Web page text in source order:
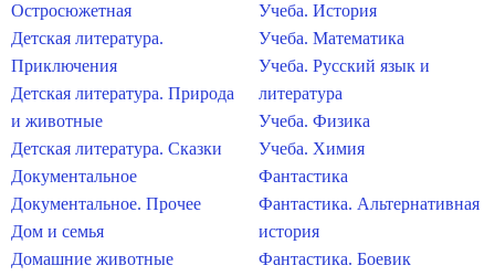
Остросюжетная
Детская литература.
Приключения
Детская литература. Природа
и животные
Детская литература. Сказки
Документальное
Документальное. Прочее
Дом и семья
Домашние животные
Учеба. История
Учеба. Математика
Учеба. Русский язык и
литература
Учеба. Физика
Учеба. Химия
Фантастика
Фантастика. Альтернативная
история
Фантастика. Боевик